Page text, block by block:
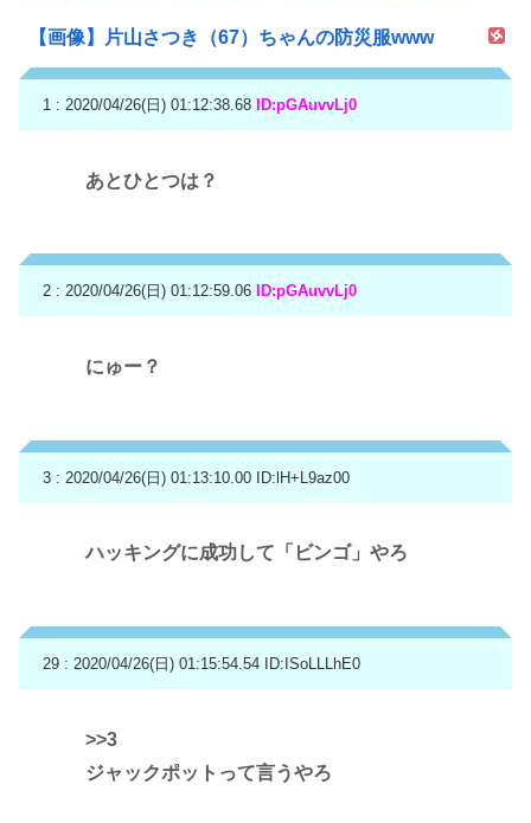
【画像】片山さつき（67）ちゃんの防災服www
1 : 2020/04/26(日) 01:12:38.68 ID:pGAuvvLj0
あとひとつは？
2 : 2020/04/26(日) 01:12:59.06 ID:pGAuvvLj0
にゅー？
3 : 2020/04/26(日) 01:13:10.00 ID:lH+L9az00
ハッキングに成功して「ビンゴ」やろ
29 : 2020/04/26(日) 01:15:54.54 ID:ISoLLLhE0
>>3
ジャックポットって言うやろ